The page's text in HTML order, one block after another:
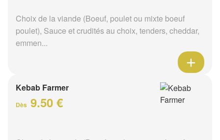
Choix de la viande (Boeuf, poulet ou mixte boeuf
poulet), Sauce et crudités au choix, tenders, cheddar,
emmen...
Kebab Farmer
Dès 9.50 €